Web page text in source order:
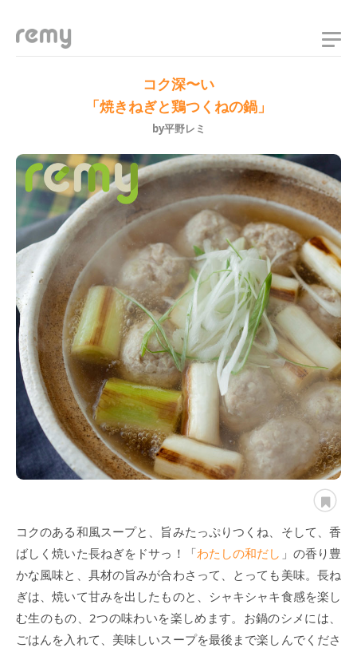
コク深〜い
「焼きねぎと鶏つくねの鍋」
by平野レミ
コクのある和風スープと、旨みたっぷりつくね、そして、香
ばしく焼いた長ねぎをドサっ！「わたしの和だし 」の香り豊
かな風味と、具材の旨みが合わさって、とっても美味。長ね
ぎは、焼いて甘みを出したものと、シャキシャキ食感を楽し
む生のもの、2つの味わいを楽しめます。お鍋のシメには、
ごはんを入れて、美味しいスープを最後まで楽しんでくださ